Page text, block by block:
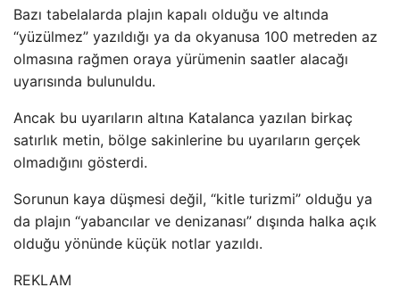
Bazı tabelalarda plajın kapalı olduğu ve altında
“yüzülmez” yazıldığı ya da okyanusa 100 metreden az
olmasına rağmen oraya yürümenin saatler alacağı
uyarısında bulunuldu.
Ancak bu uyarıların altına Katalanca yazılan birkaç
satırlık metin, bölge sakinlerine bu uyarıların gerçek
olmadığını gösterdi.
Sorunun kaya düşmesi değil, “kitle turizmi” olduğu ya
da plajın “yabancılar ve denizanası” dışında halka açık
olduğu yönünde küçük notlar yazıldı.
REKLAM